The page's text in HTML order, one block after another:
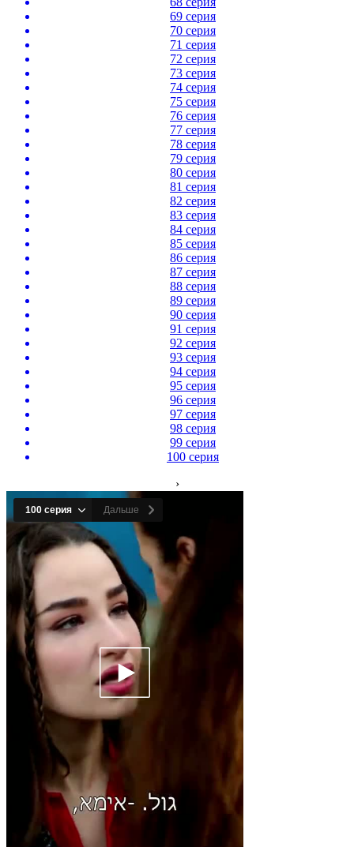
69 серия
70 серия
71 серия
72 серия
73 серия
74 серия
75 серия
76 серия
77 серия
78 серия
79 серия
80 серия
81 серия
82 серия
83 серия
84 серия
85 серия
86 серия
87 серия
88 серия
89 серия
90 серия
91 серия
92 серия
93 серия
94 серия
95 серия
96 серия
97 серия
98 серия
99 серия
100 серия
›